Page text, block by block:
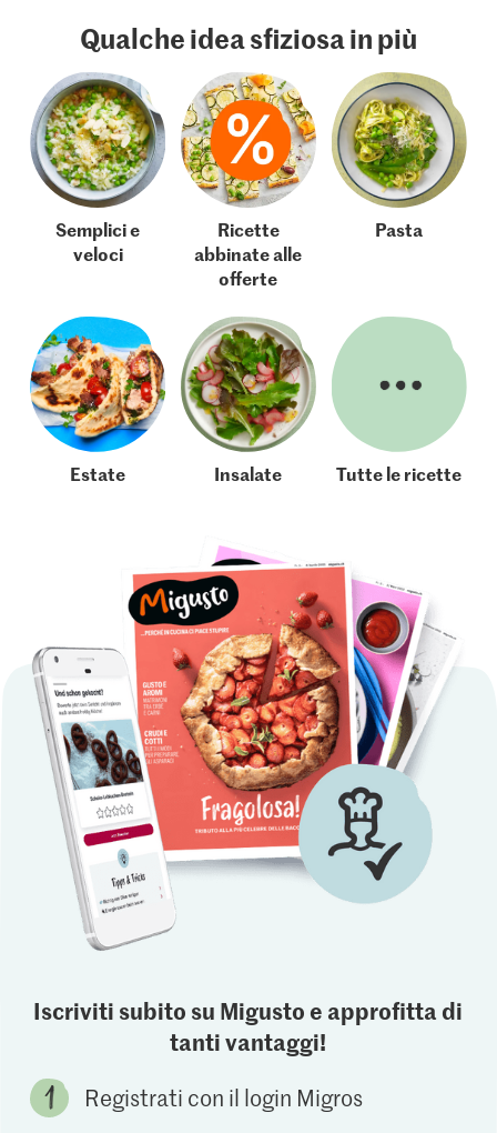
Qualche idea sfiziosa in più
Semplici e
veloci
Ricette
abbinate alle
offerte
Pasta
Estate Insalate Tutte le ricette
Iscriviti subito su Migusto e approfitta di
tanti vantaggi!
Registrati con il login Migros